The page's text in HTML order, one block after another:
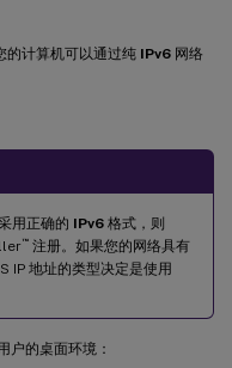
的计算机可以通过纯 IPv6 网络
用正确的 IPv6 格式，则
™ 注册。如果您的网络具有
IP 地址的类型决定是使用
户的桌面环境：